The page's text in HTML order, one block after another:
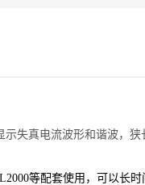
失真电流波形和谐波，
等配套使用，可以长